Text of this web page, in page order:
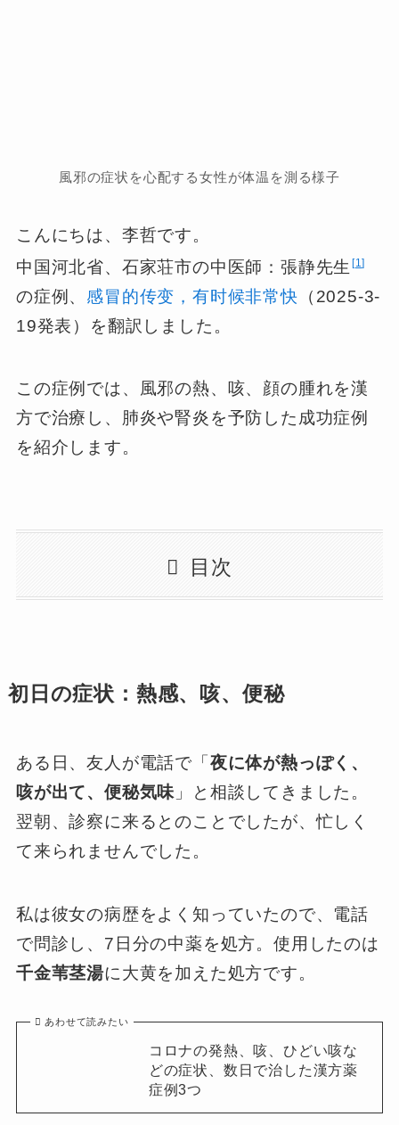
風邪の症状を心配する女性が体温を測る様子
こんにちは、李哲です。
中国河北省、石家荘市の中医師：張静先生 1
の症例、 感冒的传变，有时候非常快 （2025-3-
19発表）を翻訳しました。
この症例では、風邪の熱、咳、顔の腫れを漢
方で治療し、肺炎や腎炎を予防した成功症例
を紹介します。
目次
初日の症状：熱感、咳、便秘
ある日、友人が電話で「 夜に体が熱っぽく、
咳が出て、便秘気味 」と相談してきました。
翌朝、診察に来るとのことでしたが、忙しく
て来られませんでした。
私は彼女の病歴をよく知っていたので、電話
で問診し、7日分の中薬を処方。使用したのは
千金苇茎湯に大黄を加えた処方です。
あわせて読みたい
コロナの発熱、咳、ひどい咳な
どの症状、数日で治した漢方薬
症例3つ